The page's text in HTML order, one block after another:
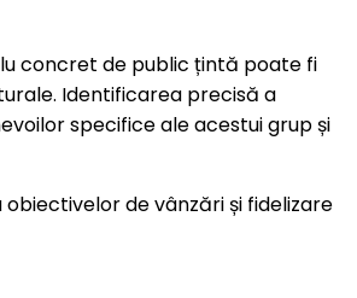
concret de public țintă poate fi
Identificarea precisă a
specifice ale acestui grup și
de vânzări și fidelizare